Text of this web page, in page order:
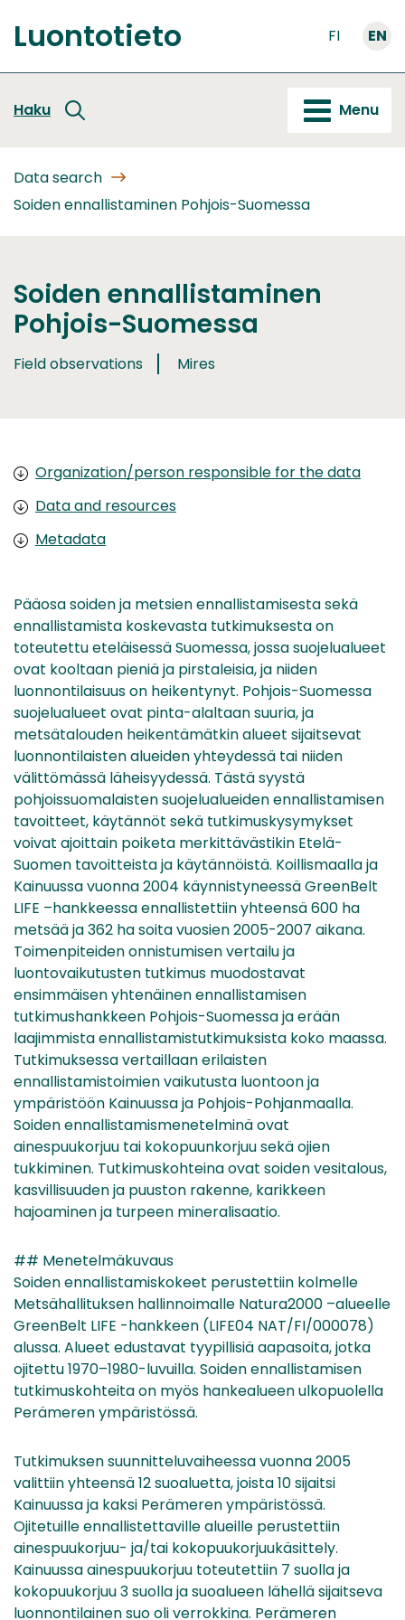
to
content
Front
Luontotieto FI EN
Haku Menu
Data search
Soiden ennallistaminen Pohjois-Suomessa
Soiden ennallistaminen
Pohjois-Suomessa
Field observations Mires
Organization/person responsible for the data
Data and resources
Metadata
Pääosa soiden ja metsien ennallistamisesta sekä
ennallistamista koskevasta tutkimuksesta on
toteutettu eteläisessä Suomessa, jossa suojelualueet
ovat kooltaan pieniä ja pirstaleisia, ja niiden
luonnontilaisuus on heikentynyt. Pohjois-Suomessa
suojelualueet ovat pinta-alaltaan suuria, ja
metsätalouden heikentämätkin alueet sijaitsevat
luonnontilaisten alueiden yhteydessä tai niiden
välittömässä läheisyydessä. Tästä syystä
pohjoissuomalaisten suojelualueiden ennallistamisen
tavoitteet, käytännöt sekä tutkimuskysymykset
voivat ajoittain poiketa merkittävästikin Etelä-
Suomen tavoitteista ja käytännöistä. Koillismaalla ja
Kainuussa vuonna 2004 käynnistyneessä GreenBelt
LIFE –hankkeessa ennallistettiin yhteensä 600 ha
metsää ja 362 ha soita vuosien 2005-2007 aikana.
Toimenpiteiden onnistumisen vertailu ja
luontovaikutusten tutkimus muodostavat
ensimmäisen yhtenäinen ennallistamisen
tutkimushankkeen Pohjois-Suomessa ja erään
laajimmista ennallistamistutkimuksista koko maassa.
Tutkimuksessa vertaillaan erilaisten
ennallistamistoimien vaikutusta luontoon ja
ympäristöön Kainuussa ja Pohjois-Pohjanmaalla.
Soiden ennallistamismenetelminä ovat
ainespuukorjuu tai kokopuunkorjuu sekä ojien
tukkiminen. Tutkimuskohteina ovat soiden vesitalous,
kasvillisuuden ja puuston rakenne, karikkeen
hajoaminen ja turpeen mineralisaatio.
## Menetelmäkuvaus
Soiden ennallistamiskokeet perustettiin kolmelle
Metsähallituksen hallinnoimalle Natura2000 –alueelle
GreenBelt LIFE -hankkeen (LIFE04 NAT/FI/000078)
alussa. Alueet edustavat tyypillisiä aapasoita, jotka
ojitettu 1970–1980-luvuilla. Soiden ennallistamisen
tutkimuskohteita on myös hankealueen ulkopuolella
Perämeren ympäristössä.
Tutkimuksen suunnitteluvaiheessa vuonna 2005
valittiin yhteensä 12 suoaluetta, joista 10 sijaitsi
Kainuussa ja kaksi Perämeren ympäristössä.
Ojitetuille ennallistettaville alueille perustettiin
ainespuukorjuu- ja/tai kokopuukorjuukäsittely.
Kainuussa ainespuukorjuu toteutettiin 7 suolla ja
kokopuukorjuu 3 suolla ja suoalueen lähellä sijaitseva
luonnontilainen suo oli verrokkina. Perämeren